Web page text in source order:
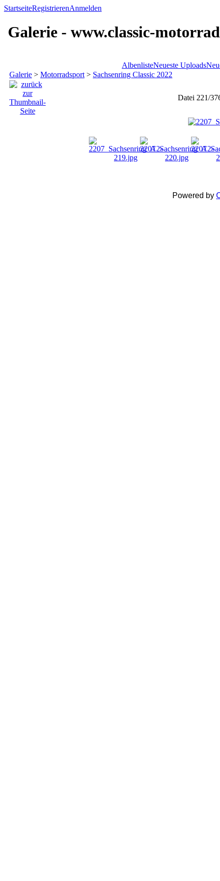
StartseiteRegistrierenAnmelden
Galerie - www.classic-
AlbenlisteNeueste Uploads
Galerie > Motorradsport > Sachsenring Classic 2022
Datei 221/
Powered by